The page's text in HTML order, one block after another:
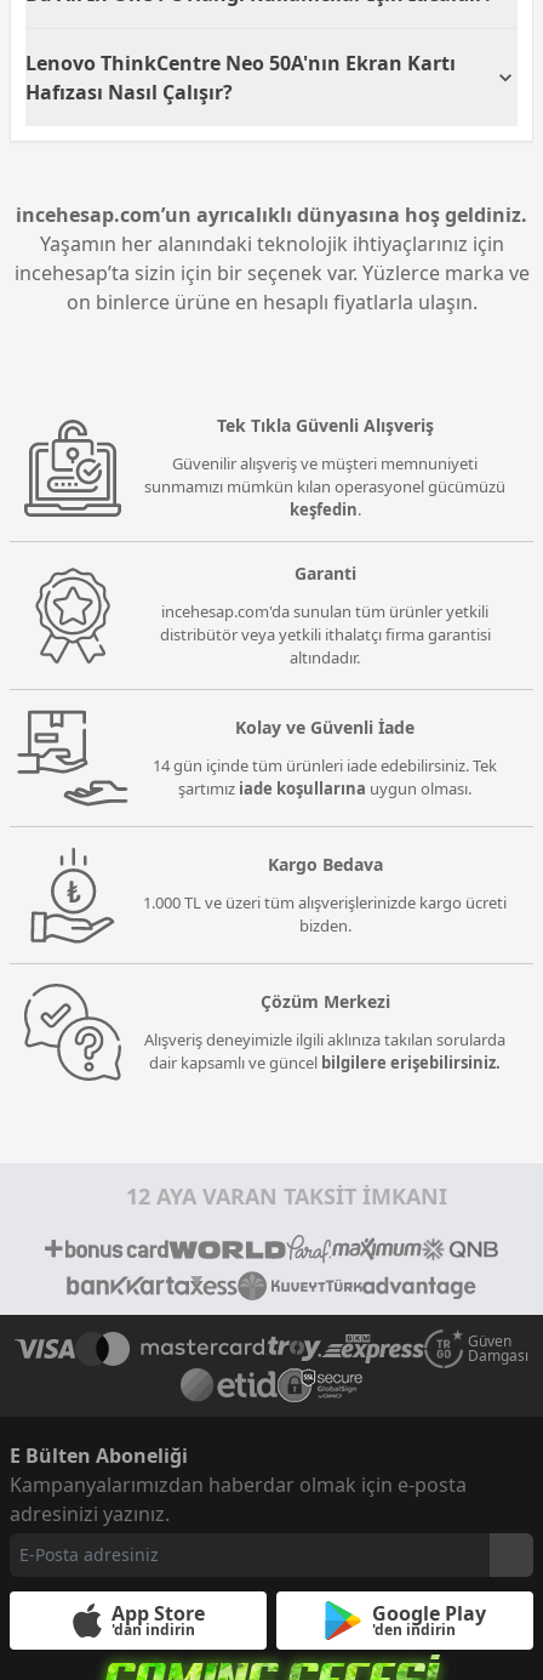
işleri, eğitim ve çoklu görevler yürüten kullanıcılar
için idealdir. Ayrıca, dokunmatik ekranı ve güçlü
donanımı ile interaktif çalışmayı seven kullanıcılara
hitap etmektedir.
Lenovo ThinkCentre Neo 50A'nın Ekran Kartı
Hafızası Nasıl Çalışır?
Bu cihazda kullanılan ekran kartı paylaşımlı hafıza
tahsis edilmesine olanak tanır.
incehesap.com’un ayrıcalıklı dünyasına hoş geldiniz.
Yaşamın her alanındaki teknolojik ihtiyaçlarınız için
incehesap’ta sizin için bir seçenek var. Yüzlerce marka ve
on binlerce ürüne en hesaplı fiyatlarla ulaşın.
Tek Tıkla Güvenli Alışveriş
Güvenilir alışveriş ve müşteri memnuniyeti
sunmamızı mümkün kılan operasyonel gücümüzü
keşfedin.
Garanti
incehesap.com'da sunulan tüm ürünler yetkili
distribütör veya yetkili ithalatçı firma garantisi
altındadır.
Kolay ve Güvenli İade
14 gün içinde tüm ürünleri iade edebilirsiniz. Tek
şartımız iade koşullarına uygun olması.
Kargo Bedava
1.000 TL ve üzeri tüm alışverişlerinizde kargo ücreti
bizden.
Çözüm Merkezi
Alışveriş deneyimizle ilgili aklınıza takılan sorularda
dair kapsamlı ve güncel bilgilere erişebilirsiniz.
12 AYA VARAN TAKSİT İMKANI
Güven
Damgası
E Bülten Aboneliği
Kampanyalarımızdan haberdar olmak için e-posta
adresinizi yazınız.
App Store
'dan indirin
Google Play
'den indirin